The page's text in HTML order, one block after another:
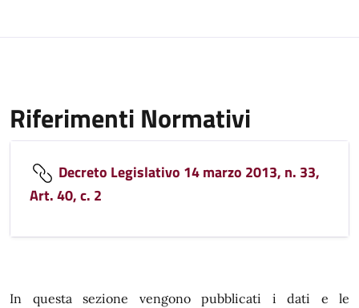
Riferimenti Normativi
Decreto Legislativo 14 marzo 2013, n. 33,
Art. 40, c. 2
In questa sezione vengono pubblicati i dati e le